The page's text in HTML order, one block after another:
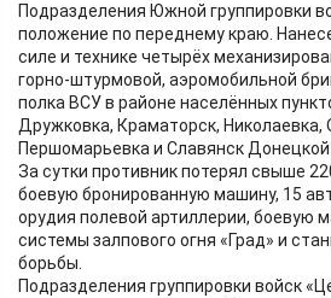
Подразделения Южной группировки
положение по переднему краю.
силе и технике четырёх
горно-штурмовой, аэромобильной
полка ВСУ в районе населённых
Дружковка, Краматорск, Николаевка,
Першомарьевка и Славянск Донецкой
За сутки противник потерял свыше
боевую бронированную машину, 15
орудия полевой артиллерии, боевую
системы залпового огня «Град» и
борьбы.
Подразделения группировки войск